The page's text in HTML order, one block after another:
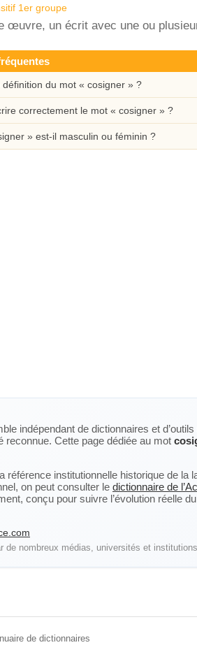
1er groupe
œuvre, un écrit avec une ou
définition du mot « cosigner » ?
correctement le mot « cosigner » ?
» est-il masculin ou féminin ?
indépendant de dictionnaires et
reconnue. Cette page dédiée au mot
institutionnelle historique de la
on peut consulter le dictionnaire de
conçu pour suivre l’évolution réelle
nombreux médias, universités et
de dictionnaires